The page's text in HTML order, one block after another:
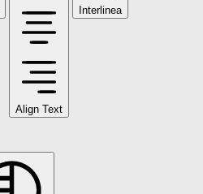
Align Text
Interlinea